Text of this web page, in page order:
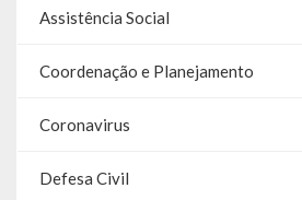
Balanço Anual
Parecer Prévio TCE
Assistência Social
Coordenação e Planejamento
Coronavirus
Defesa Civil